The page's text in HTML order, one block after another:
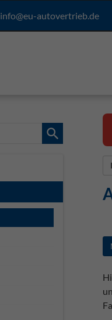
info@eu-autovertrieb.de